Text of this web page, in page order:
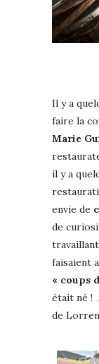
Il y a
faire la
Marie
il y a
envie de
de
faisaient
« coups
était né !
de